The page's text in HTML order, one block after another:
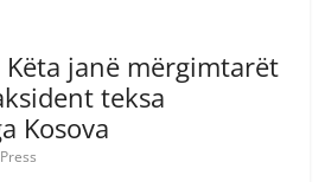
Këta janë mërgimtarët
teksa
Kosova